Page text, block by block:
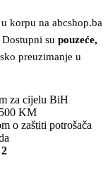
korpu na abcshop.ba
su pouzeće,
preuzimanje u
za cijelu BiH
KM
o zaštiti potrošača